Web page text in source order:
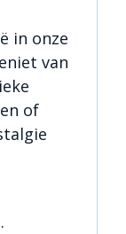
in onze
van
of